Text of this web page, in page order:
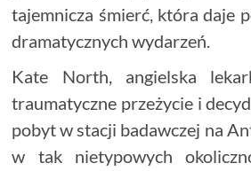
tajemnicza śmierć, która daje
dramatycznych wydarzeń.
Kate North, angielska
traumatyczne przeżycie i
pobyt w stacji badawczej na
w tak nietypowych